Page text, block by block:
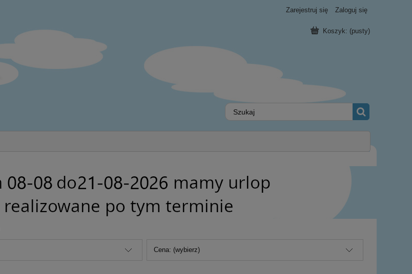
Zarejestruj się Zaloguj się
Koszyk: (pusty)
Cena: (wybierz)